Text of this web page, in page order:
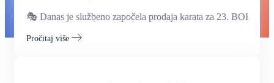
🎭 Danas je službeno započela prodaja karata za 23. BOK.
Pročitaj više